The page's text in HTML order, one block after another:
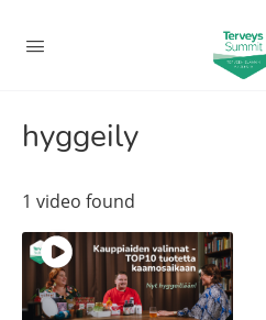
hyggeily
1 video found